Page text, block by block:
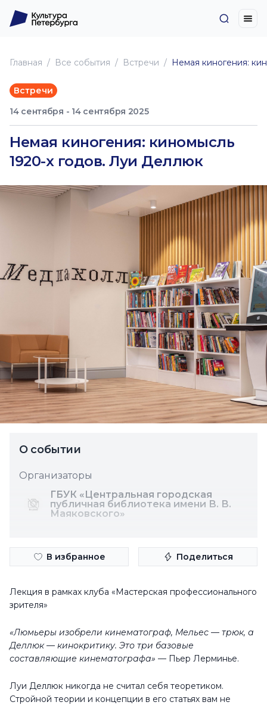
Главная Все события Встречи Немая киногения:
Встречи
14 сентября - 14 сентября 2025
Немая киногения: киномысль
1920-х годов. Луи Деллюк
О событии
Организаторы
ГБУК «Центральная городская
публичная библиотека имени В. В.
Маяковского»
В избранное Поделиться
Лекция в рамках клуба «Мастерская профессионального
зрителя»
«Люмьеры изобрели кинематограф, Мельес — трюк, а
Деллюк — кинокритику. Это три базовые
составляющие кинематографа» — Пьер Лерминье.
Луи Деллюк никогда не считал себя теоретиком.
Стройной теории и концепции в его статьях вам не